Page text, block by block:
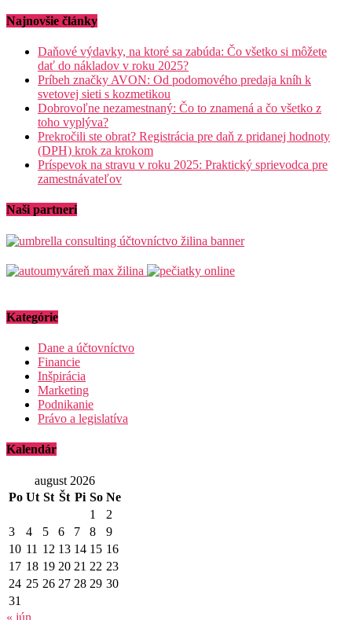
Najnovšie články
Daňové výdavky, na ktoré sa zabúda: Čo všetko si môžete
dať do nákladov v roku 2025?
Príbeh značky AVON: Od podomového predaja kníh k
svetovej sieti s kozmetikou
Dobrovoľne nezamestnaný: Čo to znamená a čo všetko z
toho vyplýva?
Prekročili ste obrat? Registrácia pre daň z pridanej hodnoty
(DPH) krok za krokom
Príspevok na stravu v roku 2025: Praktický sprievodca pre
zamestnávateľov
Naši partneri
Kategórie
Dane a účtovníctvo
Financie
Inšpirácia
Marketing
Podnikanie
Právo a legislatíva
Kalendár
august 2026
Po Ut St Št Pi So Ne
1
2
3
4 5 6 7 8
9
10 11 12 13 14 15 16
17 18 19 20 21 22 23
24 25 26 27 28 29 30
31
« jún